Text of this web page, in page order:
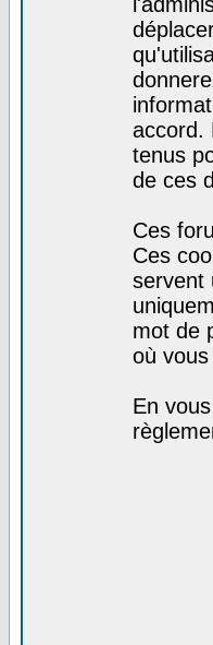
accord.
tenus
de ces
Ces
Ces
servent
mot de
où
En